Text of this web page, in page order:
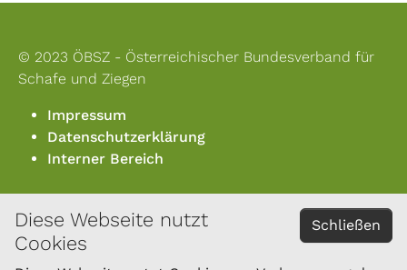
Schließen
Diese Webseite nutzt
Cookies
© 2023 ÖBSZ - Österreichischer Bundesverband für
Schafe und Ziegen
Impressum
Datenschutzerklärung
Interner Bereich
KONTAKT
Österreichischer Bundesverband für Schafe und